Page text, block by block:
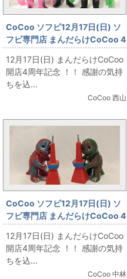
CoCoo ソフビ12月17日(日) ソ
フビ専門店 まんだらけCoCoo 4
周年記念 「☆真頭不滅
☆REALHEAD」
12月17日(日) まんだらけCoCoo
開店4周年記念 ！！ 感謝の気持
ちを込...
CoCoo 西山
CoCoo ソフビ12月17日(日) ソ
フビ専門店 まんだらけCoCoo 4
周年記念 「M1号 ブルマァクタ
イプの大怪獣ゴジラシリーズ ミ
ニサイズ・ミニラ」
12月17日(日) まんだらけCoCoo
開店4周年記念 ！！ 感謝の気持
ちを込...
CoCoo 中林